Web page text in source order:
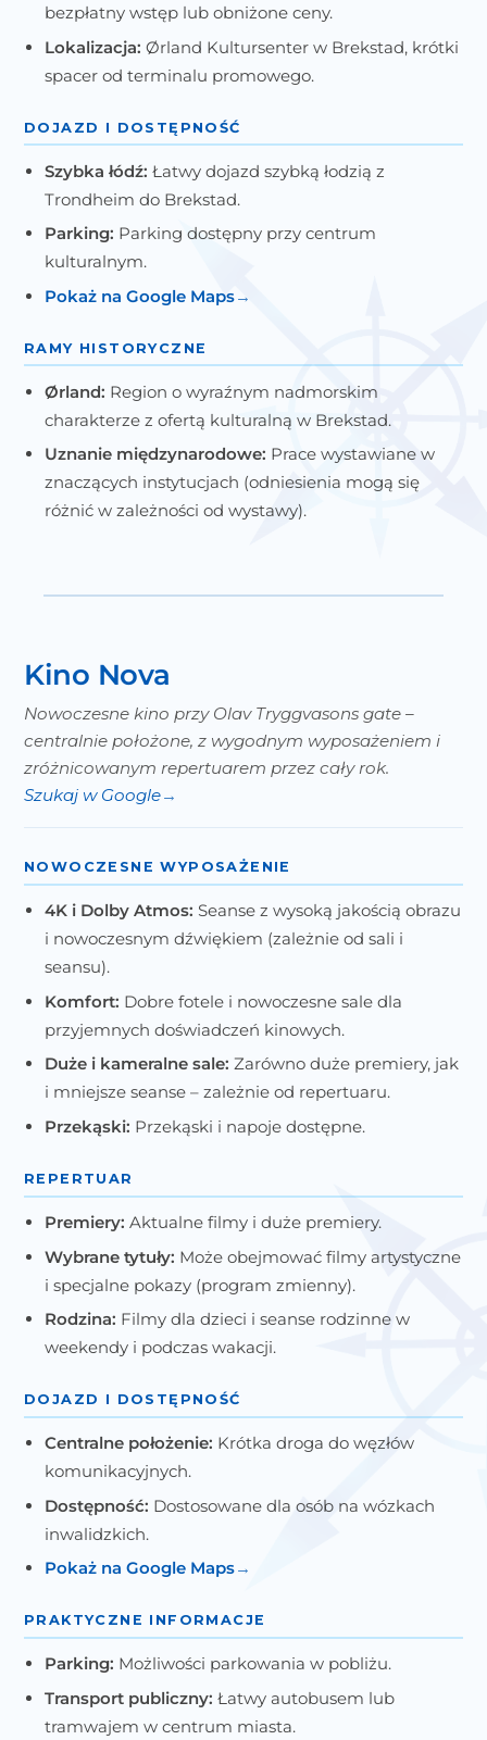
bezpłatny wstęp lub obniżone ceny.
Lokalizacja: Ørland Kultursenter w Brekstad, krótki
spacer od terminalu promowego.
DOJAZD I DOSTĘPNOŚĆ
Szybka łódź: Łatwy dojazd szybką łodzią z
Trondheim do Brekstad.
Parking: Parking dostępny przy centrum
kulturalnym.
Pokaż na Google Maps
RAMY HISTORYCZNE
Ørland: Region o wyraźnym nadmorskim
charakterze z ofertą kulturalną w Brekstad.
Uznanie międzynarodowe: Prace wystawiane w
znaczących instytucjach (odniesienia mogą się
różnić w zależności od wystawy).
Kino Nova
Nowoczesne kino przy Olav Tryggvasons gate –
centralnie położone, z wygodnym wyposażeniem i
zróżnicowanym repertuarem przez cały rok.
Szukaj w Google
NOWOCZESNE WYPOSAŻENIE
4K i Dolby Atmos: Seanse z wysoką jakością obrazu
i nowoczesnym dźwiękiem (zależnie od sali i
seansu).
Komfort: Dobre fotele i nowoczesne sale dla
przyjemnych doświadczeń kinowych.
Duże i kameralne sale: Zarówno duże premiery, jak
i mniejsze seanse – zależnie od repertuaru.
Przekąski: Przekąski i napoje dostępne.
REPERTUAR
Premiery: Aktualne filmy i duże premiery.
Wybrane tytuły: Może obejmować filmy artystyczne
i specjalne pokazy (program zmienny).
Rodzina: Filmy dla dzieci i seanse rodzinne w
weekendy i podczas wakacji.
DOJAZD I DOSTĘPNOŚĆ
Centralne położenie: Krótka droga do węzłów
komunikacyjnych.
Dostępność: Dostosowane dla osób na wózkach
inwalidzkich.
Pokaż na Google Maps
PRAKTYCZNE INFORMACJE
Parking: Możliwości parkowania w pobliżu.
Transport publiczny: Łatwy autobusem lub
tramwajem w centrum miasta.